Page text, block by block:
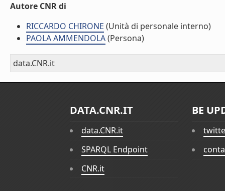
Autore CNR di
RICCARDO CHIRONE (Unità di personale interno)
PAOLA AMMENDOLA(Persona)
data.CNR.it
DATA.CNR.IT
data.CNR.it
SPARQL Endpoint
CNR.it
BE